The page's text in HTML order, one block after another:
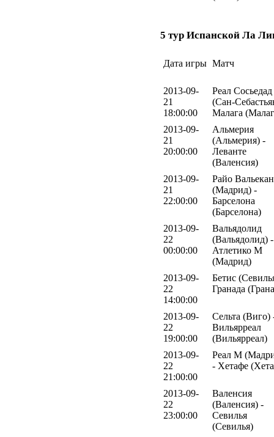
5 тур Испанской Ла
Дата игры Матч
2013-09-
21
18:00:00
Реал Сосьедад
(Сан-
Малага
2013-09-
21
20:00:00
Альмерия
(Альмерия) -
Леванте
(Валенсия)
2013-09-
21
22:00:00
Райо
(Мадрид) -
Барселона
(Барселона)
2013-09-
22
00:00:00
Вальядолид
(Вальядолид) -
Атлетико М
(Мадрид)
2013-09-
22
14:00:00
Бетис
Гранада
2013-09-
22
19:00:00
Сельта (Виго)
Вильярреал
(Вильярреал)
2013-09-
22
21:00:00
Реал М
- Хетафе
2013-09-
22
23:00:00
Валенсия
(Валенсия) -
Севилья
(Севилья)